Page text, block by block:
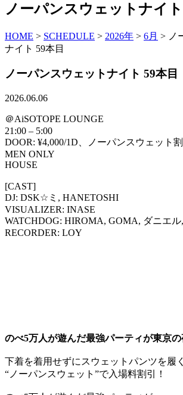
ノーパンスウェットナイト
HOME > SCHEDULE > 2026年 > 6月 > ノ
ナイト 59本目
ノーパンスウェットナイト 59本目
2026.06.06
＠AiSOTOPE LOUNGE
21:00 – 5:00
DOOR: ¥4,000/1D、ノーパンスウェット
MEN ONLY
HOUSE
[CAST]
DJ: DSK☆ミ, HANETOSHI
VISUALIZER: INASE
WATCHDOG: HIROMA, GOMA, ダニエル
RECORDER: LOY
のべ5万人が遊んだ最強パーティが東京の
下着を着用せずにスウェットパンツを履く
“ノーパンスウェット”で入場料割引！